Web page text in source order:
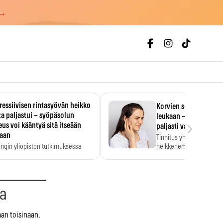
rintasyövän heikko
paljastui – syöpäsolun
voi kääntyä sitä itseään
yliopiston tutkimuksessa
Korvien soiminen
leukaan – 47 349
paljasti vahvan
Tinnitus yhdistetään
heikkenemiseen.
›
toisinaan,